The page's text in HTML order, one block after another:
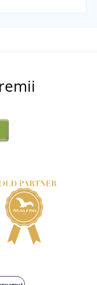
MB6569